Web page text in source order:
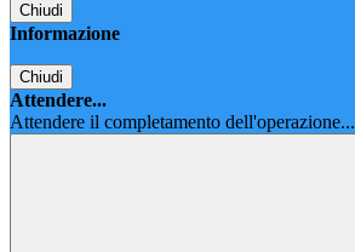
Chiudi
Informazione
Chiudi
Attendere...
Attendere il completamento dell'operazione...